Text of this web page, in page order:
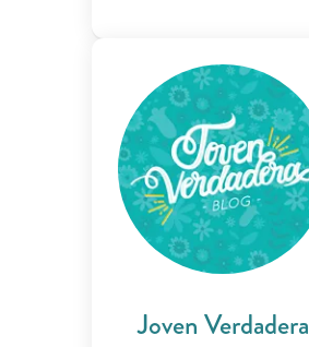
Joven Verdadera